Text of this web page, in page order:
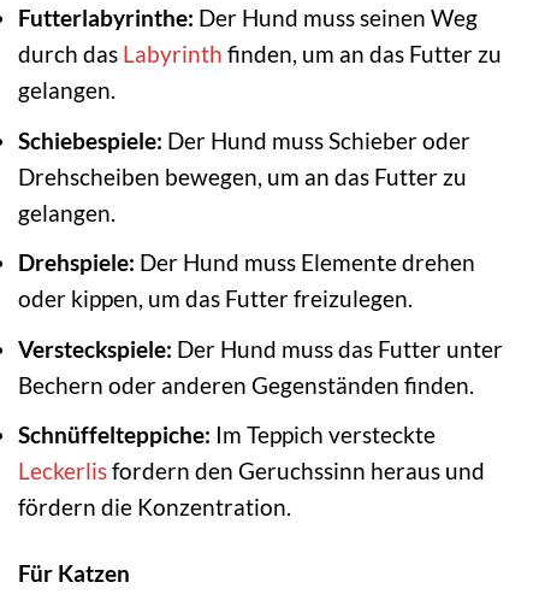
Futterlabyrinthe: Der Hund muss seinen Weg
durch das Labyrinth finden, um an das Futter zu
gelangen.
Schiebespiele: Der Hund muss Schieber oder
Drehscheiben bewegen, um an das Futter zu
gelangen.
Drehspiele: Der Hund muss Elemente drehen
oder kippen, um das Futter freizulegen.
Versteckspiele: Der Hund muss das Futter unter
Bechern oder anderen Gegenständen finden.
Schnüffelteppiche: Im Teppich versteckte
Leckerlisfordern den Geruchssinn heraus und
fördern die Konzentration.
Für Katzen